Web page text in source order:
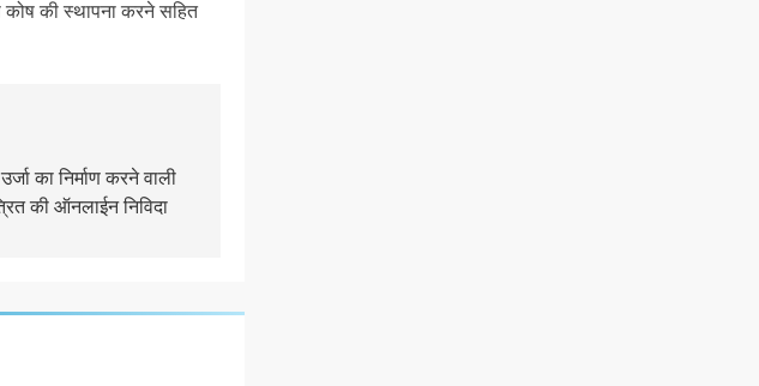
की स्थापना करने सहित
का निर्माण करने वाली
की ऑनलाईन निविदा